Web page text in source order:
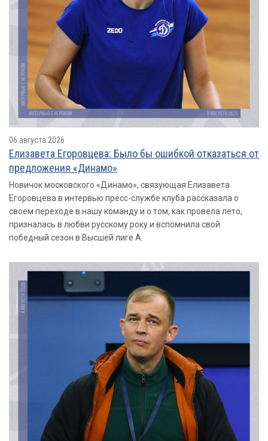
06 августа 2026
Елизавета Егоровцева: Было бы ошибкой отказаться от
предложения «Динамо»
Новичок московского «Динамо», связующая Елизавета
Егоровцева в интервью пресс-службе клуба рассказала о
своем переходе в нашу команду и о том, как провела лето,
призналась в любви русскому року и вспомнила свой
победный сезон в Высшей лиге А.